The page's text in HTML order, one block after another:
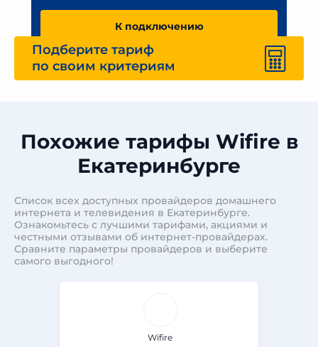
К подключению
Подберите тариф
по своим критериям
Похожие тарифы Wifire в
Екатеринбурге
Список всех доступных провайдеров домашнего
интернета и телевидения в Екатеринбурге.
Ознакомьтесь с лучшими тарифами, акциями и
честными отзывами об интернет-провайдерах.
Сравните параметры провайдеров и выберите
самого выгодного!
Wifire